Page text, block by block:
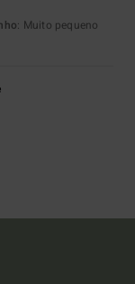
: Muito pequeno